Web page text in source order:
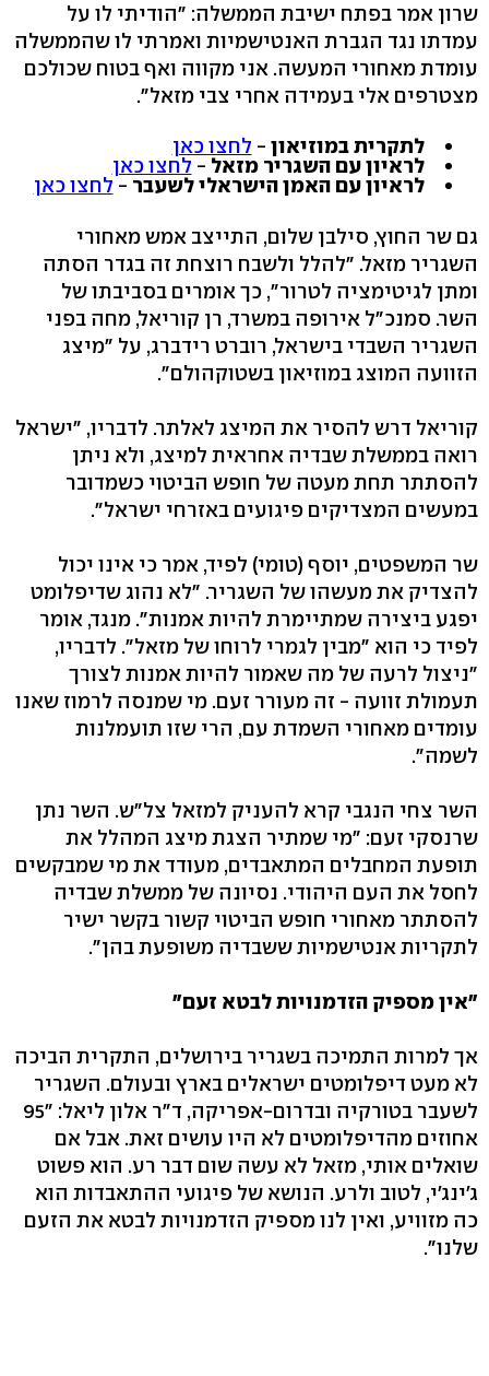
שרון אמר בפתח ישיבת הממשלה: "הודיתי לו על
עמדתו נגד הגברת האנטישמיות ואמרתי לו שהממשלה
עומדת מאחורי המעשה. אני מקווה ואף בטוח שכולכם
מצטרפים אלי בעמידה אחרי צבי מזאל".
לתקרית במוזיאון - לחצו כאן
לראיון עם השגריר מזאל - לחצו כאן
לראיון עם האמן הישראלי לשעבר - לחצו כאן
גם שר החוץ, סילבן שלום, התייצב אמש מאחורי
השגריר מזאל. "להלל ולשבח רוצחת זה בגדר הסתה
ומתן לגיטימציה לטרור", כך אומרים בסביבתו של
השר. סמנכ"ל אירופה במשרד, רן קוריאל, מחה בפני
השגריר השבדי בישראל, רוברט רידברג, על "מיצג
הזוועה המוצג במוזיאון בשטוקהולם".
קוריאל דרש להסיר את המיצג לאלתר. לדבריו, "ישראל
רואה בממשלת שבדיה אחראית למיצג, ולא ניתן
להסתתר תחת מעטה של חופש הביטוי כשמדובר
במעשים המצדיקים פיגועים באזרחי ישראל".
שר המשפטים, יוסף (טומי) לפיד, אמר כי אינו יכול
להצדיק את מעשהו של השגריר. "לא נהוג שדיפלומט
יפגע ביצירה שמתיימרת להיות אמנות". מנגד, אומר
לפיד כי הוא "מבין לגמרי לרוחו של מזאל". לדבריו,
"ניצול לרעה של מה שאמור להיות אמנות לצורך
תעמולת זוועה - זה מעורר זעם. מי שמנסה לרמוז שאנו
עומדים מאחורי השמדת עם, הרי שזו תועמלנות
לשמה".
השר צחי הנגבי קרא להעניק למזאל צל"ש. השר נתן
שרנסקי זעם: "מי שמתיר הצגת מיצג המהלל את
תופעת המחבלים המתאבדים, מעודד את מי שמבקשים
לחסל את העם היהודי. נסיונה של ממשלת שבדיה
להסתתר מאחורי חופש הביטוי קשור בקשר ישיר
לתקריות אנטישמיות ששבדיה משופעת בהן".
"אין מספיק הזדמנויות לבטא זעם"
אך למרות התמיכה בשגריר בירושלים, התקרית הביכה
לא מעט דיפלומטים ישראלים בארץ ובעולם. השגריר
לשעבר בטורקיה ובדרום-אפריקה, ד"ר אלון ליאל: "95
אחוזים מהדיפלומטים לא היו עושים זאת. אבל אם
שואלים אותי, מזאל לא עשה שום דבר רע. הוא פשוט
ג'ינג'י, לטוב ולרע. הנושא של פיגועי ההתאבדות הוא
כה מזוויע, ואין לנו מספיק הזדמנויות לבטא את הזעם
שלנו".